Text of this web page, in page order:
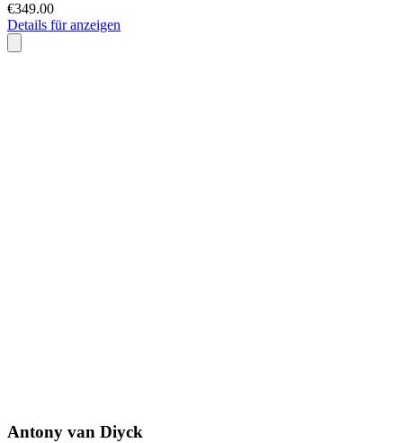
€349.00
Details für anzeigen
Antony van Diyck